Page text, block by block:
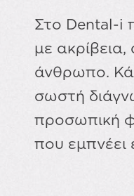
Στο Dental-i
με
άνθρωπο.
σωστή
προσωπική
που εμπνέει